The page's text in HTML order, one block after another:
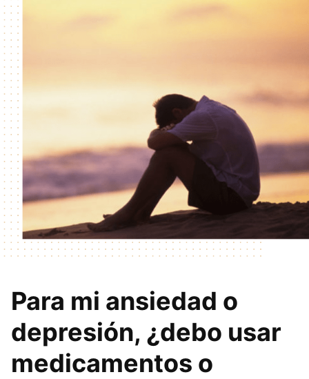
Para mi ansiedad o
depresión, ¿debo usar
medicamentos o